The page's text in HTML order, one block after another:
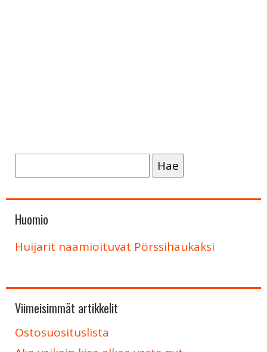
Huomio
Huijarit naamioituvat Pörssihaukaksi
Viimeisimmät artikkelit
Ostosuosituslista